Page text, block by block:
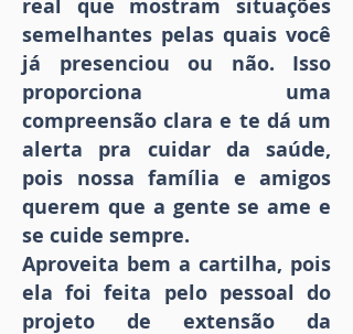
real que mostram situações
semelhantes pelas quais você
já presenciou ou não. Isso
proporciona uma
compreensão clara e te dá um
alerta pra cuidar da saúde,
pois nossa família e amigos
querem que a gente se ame e
se cuide sempre.
Aproveita bem a cartilha, pois
ela foi feita pelo pessoal do
projeto de extensão da